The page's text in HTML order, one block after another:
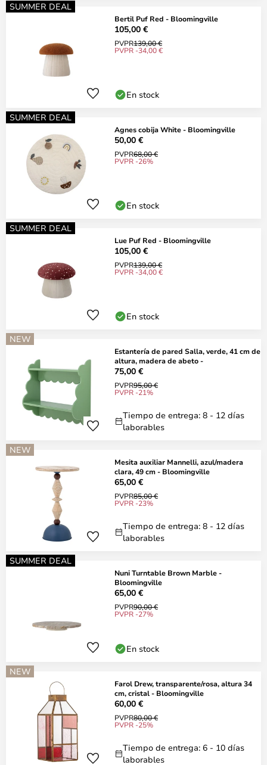
SUMMER DEAL
Bertil Puf Red - Bloomingville
105,00 €
PVPR139,00 €
PVPR -34,00 €
En stock
SUMMER DEAL
Agnes cobija White - Bloomingville
50,00 €
PVPR68,00 €
PVPR -26%
En stock
SUMMER DEAL
Lue Puf Red - Bloomingville
105,00 €
PVPR139,00 €
PVPR -34,00 €
En stock
NEW
Estantería de pared Salla, verde, 41 cm de
altura, madera de abeto -
75,00 €
PVPR95,00 €
PVPR -21%
Tiempo de entrega: 8 - 12 días
laborables
NEW
Mesita auxiliar Mannelli, azul/madera
clara, 49 cm - Bloomingville
65,00 €
PVPR85,00 €
PVPR -23%
Tiempo de entrega: 8 - 12 días
laborables
SUMMER DEAL
Nuni Turntable Brown Marble -
Bloomingville
65,00 €
PVPR90,00 €
PVPR -27%
En stock
NEW
Farol Drew, transparente/rosa, altura 34
cm, cristal - Bloomingville
60,00 €
PVPR80,00 €
PVPR -25%
Tiempo de entrega: 6 - 10 días
laborables